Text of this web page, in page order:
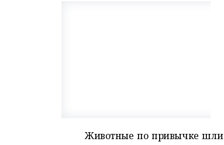
Животные по привычке шли